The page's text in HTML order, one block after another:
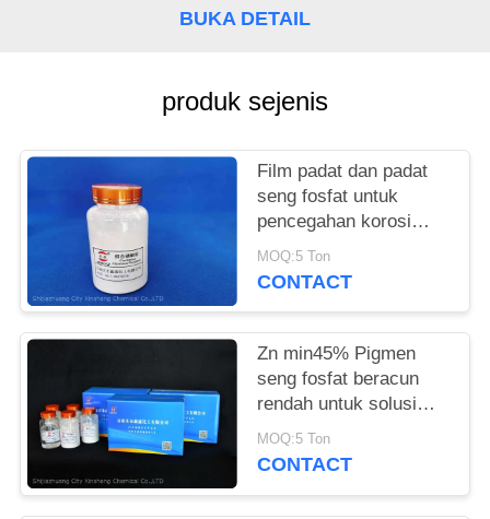
BUKA DETAIL
produk sejenis
Film padat dan padat
seng fosfat untuk
pencegahan korosi
logam dan tahan api
MOQ:5 Ton
CONTACT
Zn min45% Pigmen
seng fosfat beracun
rendah untuk solusi
anti korosi yang ramah
lingkungan
MOQ:5 Ton
CONTACT